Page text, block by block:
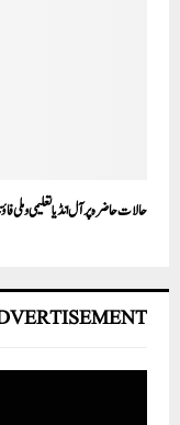
حالات حاضرہ پر آل انڈیا تعلیمی و